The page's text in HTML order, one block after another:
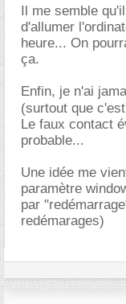
Il me semble
d'allumer
heure... On
ça.
Enfin, je n'ai
(surtout que
Le faux contact
probable...
Une idée me
paramètre
par
redémarages)